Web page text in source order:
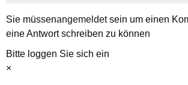
Sie müssenangemeldetsein um einen
eine Antwort schreiben zu können
Bitte loggen Sie sich ein
×